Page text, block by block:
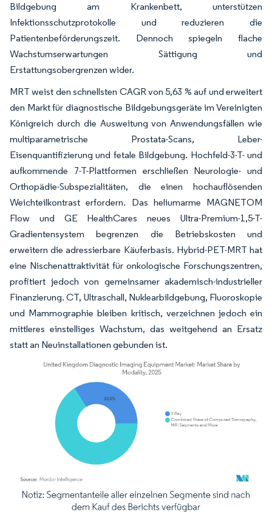
Bildgebung am Krankenbett, unterstützen
Infektionsschutzprotokolle und reduzieren die
Patientenbeförderungszeit. Dennoch spiegeln flache
Wachstumserwartungen Sättigung und
Erstattungsobergrenzen wider.
MRT weist den schnellsten CAGR von 5,63 % auf und erweitert
den Markt für diagnostische Bildgebungsgeräte im Vereinigten
Königreich durch die Ausweitung von Anwendungsfällen wie
multiparametrische Prostata-Scans, Leber-
Eisenquantifizierung und fetale Bildgebung. Hochfeld-3-T- und
aufkommende 7-T-Plattformen erschließen Neurologie- und
Orthopädie-Subspezialitäten, die einen hochauflösenden
Weichteilkontrast erfordern. Das heliumarme MAGNETOM
Flow und GE HealthCares neues Ultra-Premium-1,5-T-
Gradientensystem begrenzen die Betriebskosten und
erweitern die adressierbare Käuferbasis. Hybrid-PET-MRT hat
eine Nischenattraktivität für onkologische Forschungszentren,
profitiert jedoch von gemeinsamer akademisch-industrieller
Finanzierung. CT, Ultraschall, Nuklearbildgebung, Fluoroskopie
und Mammographie bleiben kritisch, verzeichnen jedoch ein
mittleres einstelliges Wachstum, das weitgehend an Ersatz
statt an Neuinstallationen gebunden ist.
Bild © Mordor Intelligence. Wiederverwendung erfordert Namensnennung